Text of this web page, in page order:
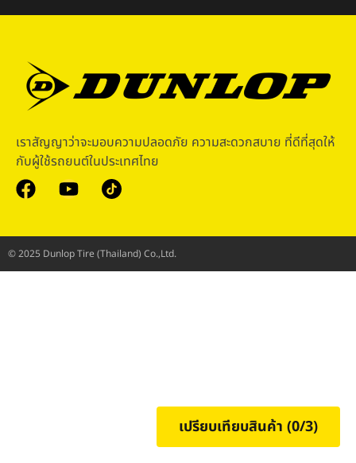
© 2025 Dunlop Tire (Thailand) Co.,Ltd.
เราสัญญาว่าจะมอบความปลอดภัย ความสะดวกสบาย ที่ดีที่สุดให้
กับผู้ใช้รถยนต์ในประเทศไทย
เปรียบเทียบสินค้า (0/3)